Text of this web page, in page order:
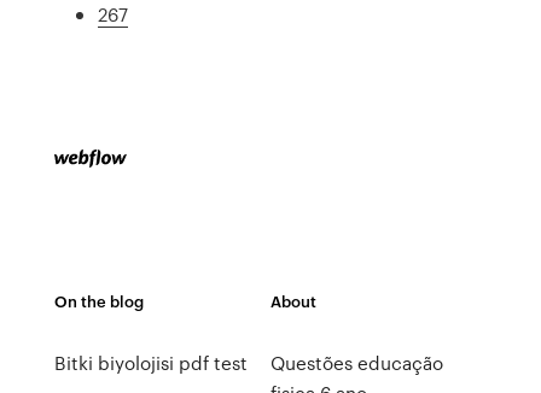
267
On the blog
Bitki biyolojisi pdf test
About
Questões educação